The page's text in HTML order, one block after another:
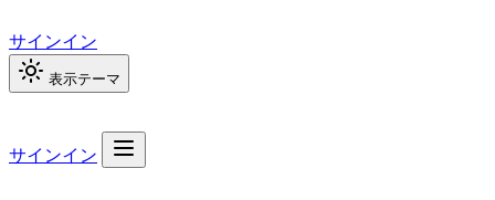
サインイン
表示テーマ
サインイン